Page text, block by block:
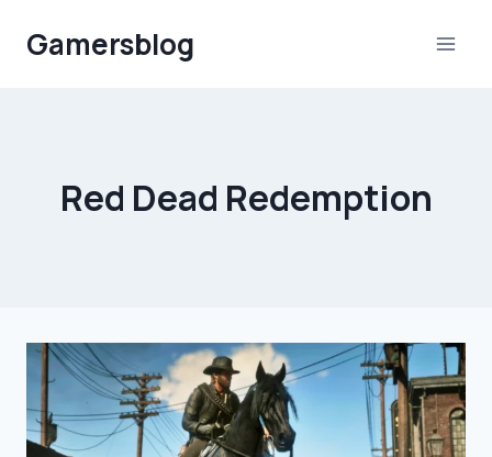
Gamersblog
Red Dead Redemption